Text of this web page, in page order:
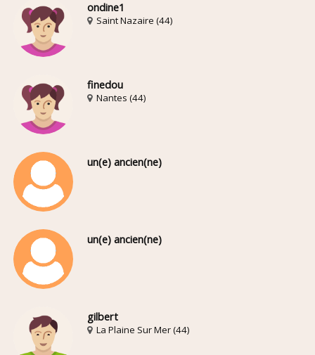
ondine1
Saint Nazaire (44)
finedou
Nantes (44)
un(e) ancien(ne)
un(e) ancien(ne)
gilbert
La Plaine Sur Mer (44)